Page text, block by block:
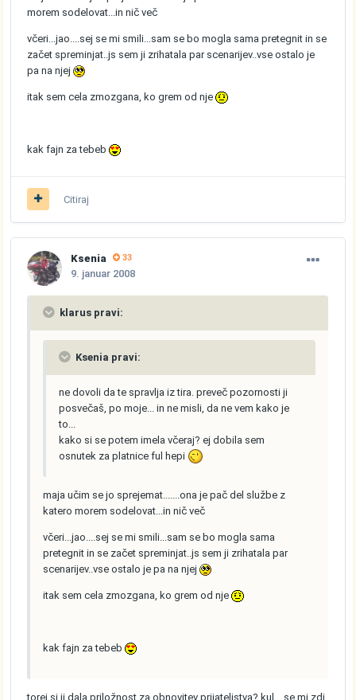
morem sodelovat...in nič več
včeri...jao....sej se mi smili...sam se bo mogla sama pretegnit in se
začet spreminjat..js sem ji zrihatala par scenarijev..vse ostalo je
pa na njej
itak sem cela zmozgana, ko grem od nje
kak fajn za tebeb
Citiraj
Ksenia 33
9. januar 2008
klarus pravi:
Ksenia pravi:
ne dovoli da te spravlja iz tira. preveč pozornosti ji
posvečaš, po moje... in ne misli, da ne vem kako je
to...
kako si se potem imela včeraj? ej dobila sem
osnutek za platnice ful hepi
maja učim se jo sprejemat.......ona je pač del službe z
katero morem sodelovat...in nič več
včeri...jao....sej se mi smili...sam se bo mogla sama
pretegnit in se začet spreminjat..js sem ji zrihatala par
scenarijev..vse ostalo je pa na njej
itak sem cela zmozgana, ko grem od nje
kak fajn za tebeb
torej si ji dala priložnost za obnovitev prijateljstva? kul... se mi zdi